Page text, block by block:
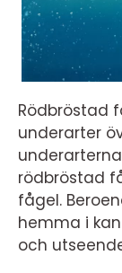
Rödbröstad
underarter
rödbröstad
fågel.
hemma i
och